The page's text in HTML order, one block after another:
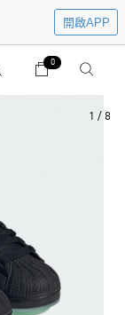
開啟APP
0
1 / 8